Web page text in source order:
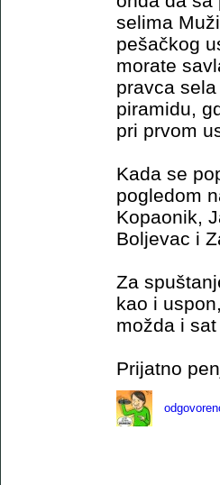
selima
pešačkog
morate
pravca
piramidu,
pri prvom
Kada se
pogledom
Kopaonik,
Boljevac i
Za
kao i
možda i
Prijatno